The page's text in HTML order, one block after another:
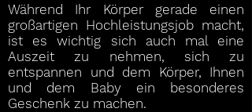
Während Ihr Körper gerade einen
großartigen Hochleistungsjob macht,
ist es wichtig sich auch mal eine
Auszeit zu nehmen, sich zu
entspannen und dem Körper, Ihnen
und dem Baby ein besonderes
Geschenk zu machen.